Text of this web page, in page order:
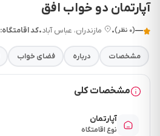
آپارتمان دو خواب افق
—(۰ نظر) • مازندران، عباس آباد•کد اقامتگاه: ۱۰۰۵۲۱۱۶
مشخصات درباره فضای خواب
مشخصات کلی
آپارتمان
نوع اقامتگاه